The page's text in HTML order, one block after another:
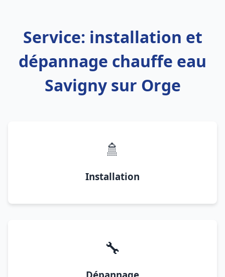
Service: installation et
dépannage chauffe eau
Savigny sur Orge
🚿
Installation
🔧